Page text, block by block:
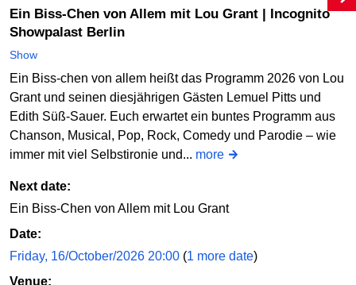
Ein Biss-Chen von Allem mit Lou Grant | Incognito
Showpalast Berlin
Show
Ein Biss-chen von allem heißt das Programm 2026 von Lou
Grant und seinen diesjährigen Gästen Lemuel Pitts und
Edith Süß-Sauer. Euch erwartet ein buntes Programm aus
Chanson, Musical, Pop, Rock, Comedy und Parodie – wie
immer mit viel Selbstironie und... more
Next date:
Ein Biss-Chen von Allem mit Lou Grant
Date:
Friday, 16/October/2026 20:00 (1 more date)
Venue: